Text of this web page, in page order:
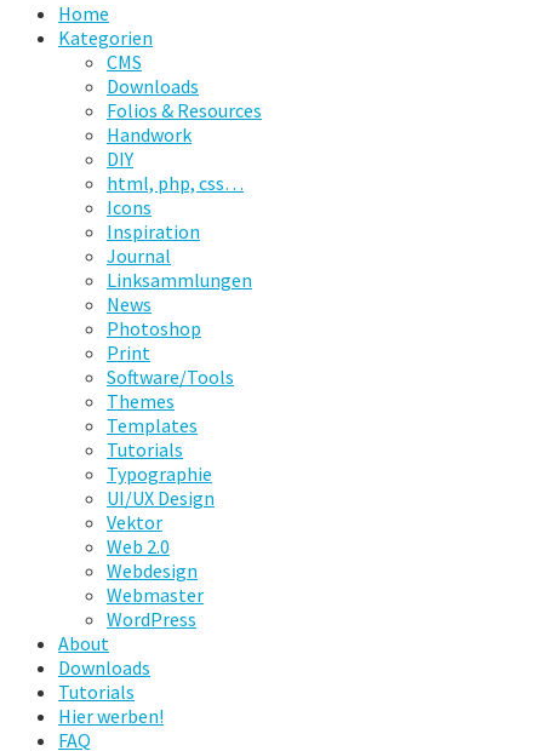
Home
Kategorien
CMS
Downloads
Folios & Resources
Handwork
DIY
html, php, css…
Icons
Inspiration
Journal
Linksammlungen
News
Photoshop
Print
Software/Tools
Themes
Templates
Tutorials
Typographie
UI/UX Design
Vektor
Web 2.0
Webdesign
Webmaster
WordPress
About
Downloads
Tutorials
Hier werben!
FAQ